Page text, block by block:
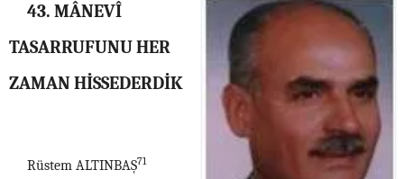
43. MÂNEVÎ
TASARRUFUNU HER
ZAMAN HİSSEDERDİK
Rüstem ALTINBAŞ71